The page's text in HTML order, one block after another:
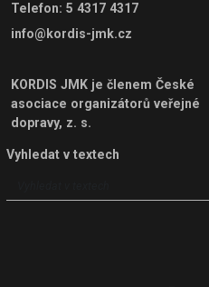
Telefon: 5 4317 4317
info@kordis-jmk.cz
KORDIS JMK je členem České
asociace organizátorů veřejné
dopravy, z. s.
Vyhledat v textech